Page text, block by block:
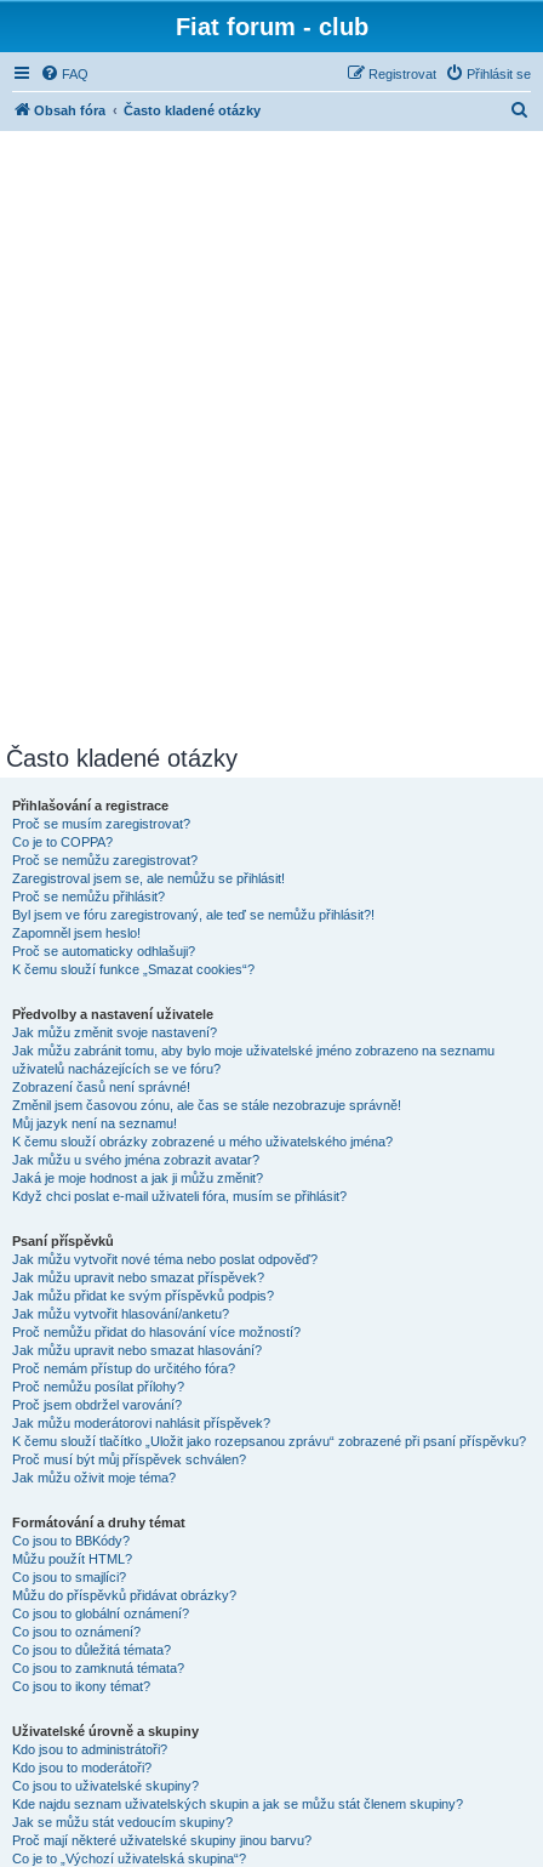
Fiat forum - club
FAQ Přihlásit se
Registrovat
Obsah fóra Často kladené otázky
Často kladené otázky
Přihlašování a registrace
Proč se musím zaregistrovat?
Co je to COPPA?
Proč se nemůžu zaregistrovat?
Zaregistroval jsem se, ale nemůžu se přihlásit!
Proč se nemůžu přihlásit?
Byl jsem ve fóru zaregistrovaný, ale teď se nemůžu přihlásit?!
Zapomněl jsem heslo!
Proč se automaticky odhlašuji?
K čemu slouží funkce „Smazat cookies“?
Předvolby a nastavení uživatele
Jak můžu změnit svoje nastavení?
Jak můžu zabránit tomu, aby bylo moje uživatelské jméno zobrazeno na seznamu
uživatelů nacházejících se ve fóru?
Zobrazení časů není správné!
Změnil jsem časovou zónu, ale čas se stále nezobrazuje správně!
Můj jazyk není na seznamu!
K čemu slouží obrázky zobrazené u mého uživatelského jména?
Jak můžu u svého jména zobrazit avatar?
Jaká je moje hodnost a jak ji můžu změnit?
Když chci poslat e-mail uživateli fóra, musím se přihlásit?
Psaní příspěvků
Jak můžu vytvořit nové téma nebo poslat odpověď?
Jak můžu upravit nebo smazat příspěvek?
Jak můžu přidat ke svým příspěvků podpis?
Jak můžu vytvořit hlasování/anketu?
Proč nemůžu přidat do hlasování více možností?
Jak můžu upravit nebo smazat hlasování?
Proč nemám přístup do určitého fóra?
Proč nemůžu posílat přílohy?
Proč jsem obdržel varování?
Jak můžu moderátorovi nahlásit příspěvek?
K čemu slouží tlačítko „Uložit jako rozepsanou zprávu“ zobrazené při psaní příspěvku?
Proč musí být můj příspěvek schválen?
Jak můžu oživit moje téma?
Formátování a druhy témat
Co jsou to BBKódy?
Můžu použít HTML?
Co jsou to smajlíci?
Můžu do příspěvků přidávat obrázky?
Co jsou to globální oznámení?
Co jsou to oznámení?
Co jsou to důležitá témata?
Co jsou to zamknutá témata?
Co jsou to ikony témat?
Uživatelské úrovně a skupiny
Kdo jsou to administrátoři?
Kdo jsou to moderátoři?
Co jsou to uživatelské skupiny?
Kde najdu seznam uživatelských skupin a jak se můžu stát členem skupiny?
Jak se můžu stát vedoucím skupiny?
Proč mají některé uživatelské skupiny jinou barvu?
Co je to „Výchozí uživatelská skupina“?